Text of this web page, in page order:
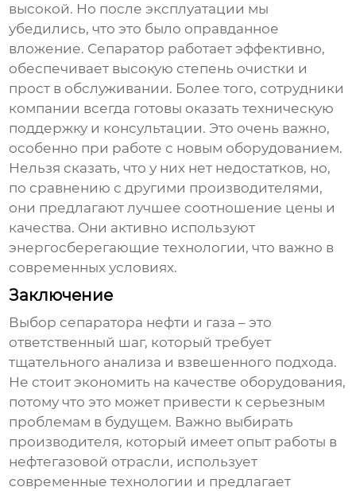
высокой. Но после эксплуатации мы
убедились, что это было оправданное
вложение. Сепаратор работает эффективно,
обеспечивает высокую степень очистки и
прост в обслуживании. Более того, сотрудники
компании всегда готовы оказать техническую
поддержку и консультации. Это очень важно,
особенно при работе с новым оборудованием.
Нельзя сказать, что у них нет недостатков, но,
по сравнению с другими производителями,
они предлагают лучшее соотношение цены и
качества. Они активно используют
энергосберегающие технологии, что важно в
современных условиях.
Заключение
Выбор сепаратора нефти и газа – это
ответственный шаг, который требует
тщательного анализа и взвешенного подхода.
Не стоит экономить на качестве оборудования,
потому что это может привести к серьезным
проблемам в будущем. Важно выбирать
производителя, который имеет опыт работы в
нефтегазовой отрасли, использует
современные технологии и предлагает